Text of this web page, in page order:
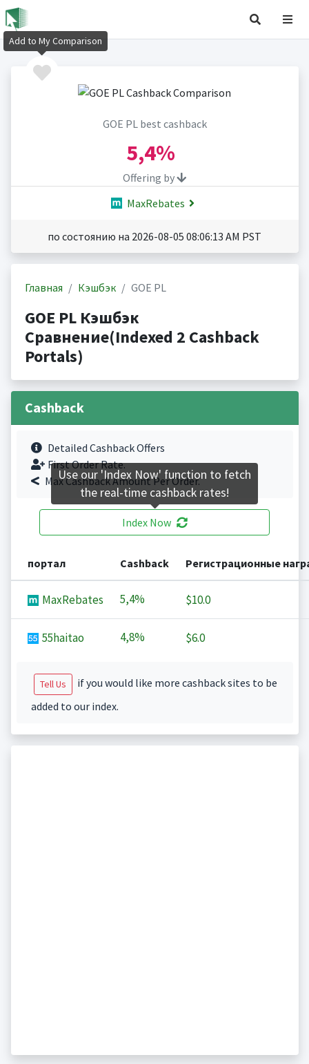
GOE PL best cashback
5,4%
Offering by
MaxRebates
по состоянию на 2026-08-05 08:06:13 AM PST
Главная Кэшбэк GOE PL
GOE PL Кэшбэк
Сравнение(Indexed 2 Cashback
Portals)
Cashback
Detailed Cashback Offers
First Order Rate.
Max Cashback Amount Per Order.
Index Now
портал Cashback Регистрационные
MaxRebates 5,4% $10.0
55haitao 4,8% $6.0
Tell Us
if you would like more cashback sites to be
added to our index.
Add to My Comparison
Use our 'Index Now' function to fetch
the real-time cashback rates!